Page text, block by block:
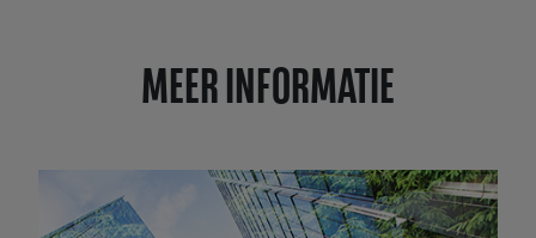
MEER INFORMATIE